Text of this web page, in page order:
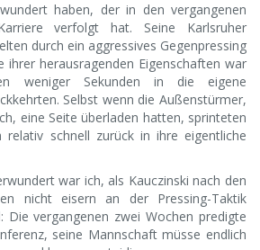
haben, der in den vergangenen
verfolgt hat. Seine Karlsruher
durch ein aggressives Gegenpressing
ihrer herausragenden Eigenschaften war
weniger Sekunden in die eigene
Selbst wenn die Außenstürmer,
eine Seite überladen hatten, sprinteten
relativ schnell zurück in ihre eigentliche
war ich, als Kauczinski nach den
nicht eisern an der Pressing-Taktik
Die vergangenen zwei Wochen predigte
seine Mannschaft müsse endlich